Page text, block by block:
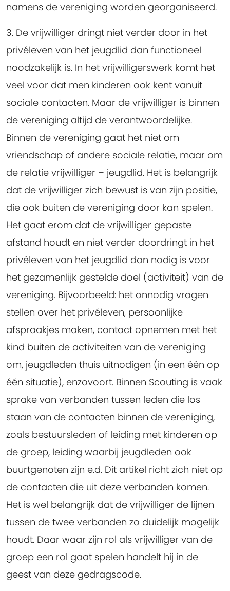
namens de vereniging worden georganiseerd.
3. De vrijwilliger dringt niet verder door in het
privéleven van het jeugdlid dan functioneel
noodzakelijk is. In het vrijwilligerswerk komt het
veel voor dat men kinderen ook kent vanuit
sociale contacten. Maar de vrijwilliger is binnen
de vereniging altijd de verantwoordelijke.
Binnen de vereniging gaat het niet om
vriendschap of andere sociale relatie, maar om
de relatie vrijwilliger – jeugdlid. Het is belangrijk
dat de vrijwilliger zich bewust is van zijn positie,
die ook buiten de vereniging door kan spelen.
Het gaat erom dat de vrijwilliger gepaste
afstand houdt en niet verder doordringt in het
privéleven van het jeugdlid dan nodig is voor
het gezamenlijk gestelde doel (activiteit) van de
vereniging. Bijvoorbeeld: het onnodig vragen
stellen over het privéleven, persoonlijke
afspraakjes maken, contact opnemen met het
kind buiten de activiteiten van de vereniging
om, jeugdleden thuis uitnodigen (in een één op
één situatie), enzovoort. Binnen Scouting is vaak
sprake van verbanden tussen leden die los
staan van de contacten binnen de vereniging,
zoals bestuursleden of leiding met kinderen op
de groep, leiding waarbij jeugdleden ook
buurtgenoten zijn e.d. Dit artikel richt zich niet op
de contacten die uit deze verbanden komen.
Het is wel belangrijk dat de vrijwilliger de lijnen
tussen de twee verbanden zo duidelijk mogelijk
houdt. Daar waar zijn rol als vrijwilliger van de
groep een rol gaat spelen handelt hij in de
geest van deze gedragscode.